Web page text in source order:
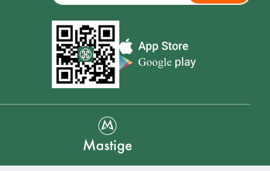
Appstore icon